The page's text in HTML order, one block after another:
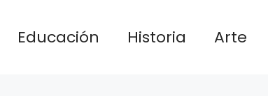
Educación Historia Arte